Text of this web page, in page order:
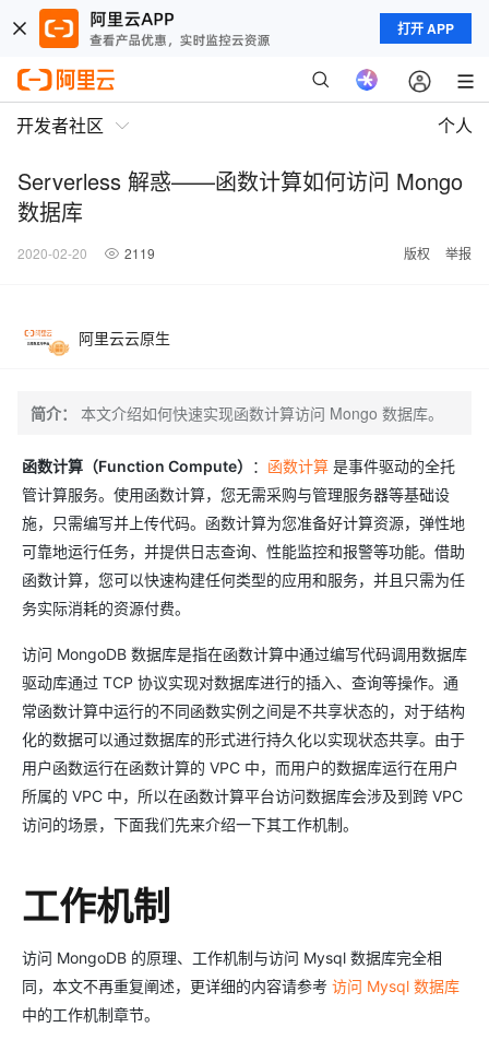
打开 APP
开发者社区 个人
Serverless 解惑——函数计算如何访问 Mongo
数据库
2020-02-20 2119 版权 举报
阿里云云原生
简介： 本文介绍如何快速实现函数计算访问 Mongo 数据库。
函数计算（Function Compute） ： 函数计算 是事件驱动的全托
管计算服务。使用函数计算，您无需采购与管理服务器等基础设
施，只需编写并上传代码。函数计算为您准备好计算资源，弹性地
可靠地运行任务，并提供日志查询、性能监控和报警等功能。借助
函数计算，您可以快速构建任何类型的应用和服务，并且只需为任
务实际消耗的资源付费。
访问 MongoDB 数据库是指在函数计算中通过编写代码调用数据库
驱动库通过 TCP 协议实现对数据库进行的插入、查询等操作。通
常函数计算中运行的不同函数实例之间是不共享状态的，对于结构
化的数据可以通过数据库的形式进行持久化以实现状态共享。由于
用户函数运行在函数计算的 VPC 中，而用户的数据库运行在用户
所属的 VPC 中，所以在函数计算平台访问数据库会涉及到跨 VPC
访问的场景，下面我们先来介绍一下其工作机制。
工作机制
访问 MongoDB 的原理、工作机制与访问 Mysql 数据库完全相
同，本文不再重复阐述，更详细的内容请参考 访问 Mysql 数据库
中的工作机制章节。